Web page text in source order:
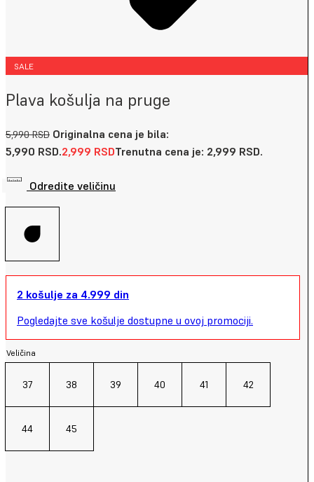
SALE
Plava košulja na pruge
5,990RSD Originalna cena je bila:
5,990 RSD.2,999 RSDTrenutna cena je: 2,999 RSD.
Odredite veličinu
2 košulje za 4.999 din
Pogledajte sve košulje dostupne u ovoj promociji.
Veličina
37 38 39 40 41 42
44 45